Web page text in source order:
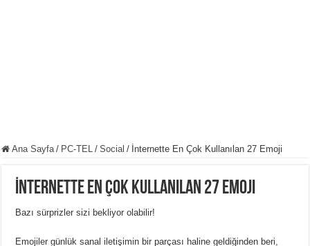
Ana Sayfa / PC-TEL / Social / İnternette En Çok Kullanılan 27 Emoji
İnternette En Çok Kullanılan 27 Emoji
Bazı sürprizler sizi bekliyor olabilir!
Emojiler günlük sanal iletişimin bir parçası haline geldiğinden beri,